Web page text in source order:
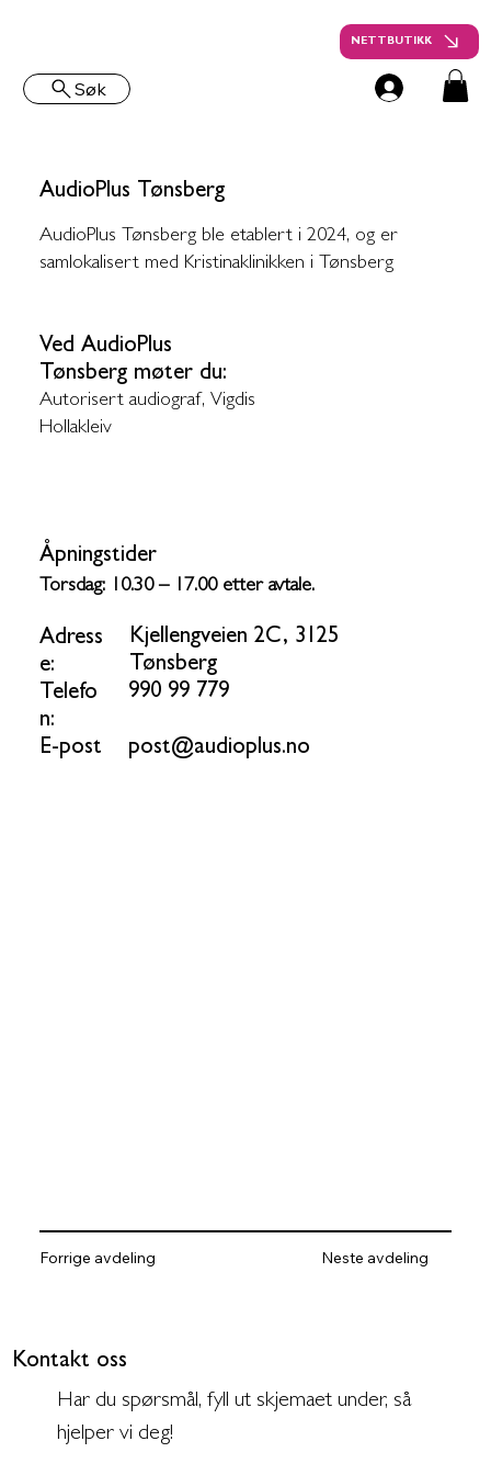
Søk
NETTBUTIKK
Neste avdeling
Forrige avdeling
AudioPlus Tønsberg
AudioPlus Tønsberg ble etablert i 2024, og er
samlokalisert med Kristinaklinikken i Tønsberg
Åpningstider
Torsdag: 10.30 – 17.00 etter avtale.
Adress
e:
Telefo
n:
E-post
Kjellengveien 2C, 3125
Tønsberg
990 99 779
post@audioplus.no
Ved AudioPlus
Tønsberg møter du:
Autorisert audiograf, Vigdis
Hollakleiv
Kontakt oss
Har du spørsmål, fyll ut skjemaet under, så
hjelper vi deg!